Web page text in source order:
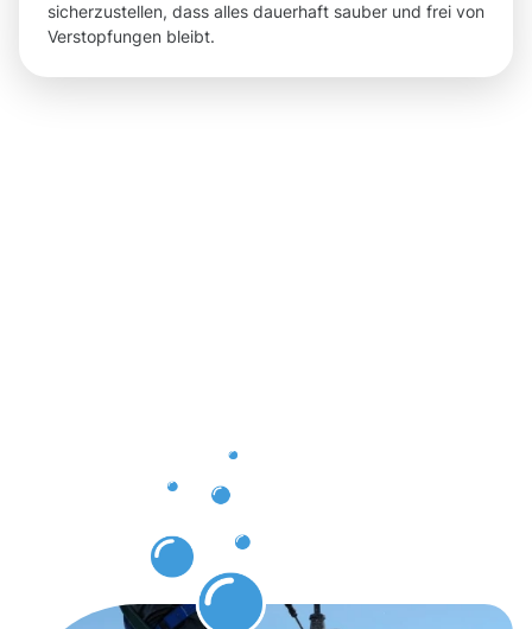
sicherzustellen, dass alles dauerhaft sauber und frei von
Verstopfungen bleibt.